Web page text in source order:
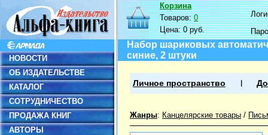
НОВОСТИ
ОБ ИЗДАТЕЛЬСТВЕ
КАТАЛОГ
СОТРУДНИЧЕСТВО
ПРОДАЖА КНИГ
АВТОРЫ
Корзина
Товаров:0
Цена:0 руб.
Набор шариковых
синие, 2 штуки
Личное пространство
Жанры: Канцелярские товары /